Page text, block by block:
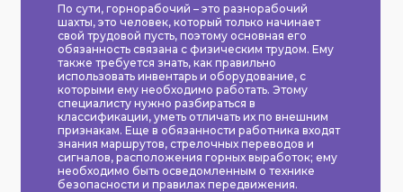
По сути, горнорабочий – это разнорабочий
шахты, это человек, который только начинает
свой трудовой пусть, поэтому основная его
обязанность связана с физическим трудом. Ему
также требуется знать, как правильно
использовать инвентарь и оборудование, с
которыми ему необходимо работать. Этому
специалисту нужно разбираться в
классификации, уметь отличать их по внешним
признакам. Еще в обязанности работника входят
знания маршрутов, стрелочных переводов и
сигналов, расположения горных выработок; ему
необходимо быть осведомленным о технике
безопасности и правилах передвижения.